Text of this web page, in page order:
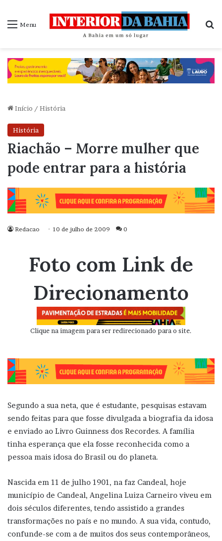
Menu
Início / História
História
Riachão – Morre mulher que
pode entrar para a história
Redacao 10 de julho de 2009 0
Foto com Link de
Direcionamento
Clique na imagem para ser redirecionado para o site.
Segundo a sua neta, que é estudante, pesquisas estavam
sendo feitas para que fosse divulgada a biografia da idosa
e enviado ao Livro Guinness dos Recordes. A família
tinha esperança que ela fosse reconhecida como a
pessoa mais idosa do Brasil ou do planeta.
Nascida em 11 de julho 1901, na faz Candeal, hoje
município de Candeal, Angelina Luiza Carneiro viveu em
dois séculos diferentes, tendo assistido a grandes
transformações no país e no mundo. A sua vida, contudo,
confunde-se com a de muitos dos seus contemporâneos,